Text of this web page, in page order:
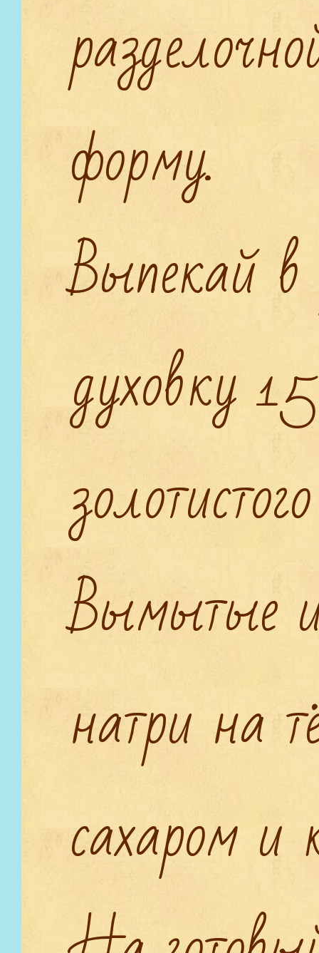
форму.
Выпекай в
духовку
Вымытые
натри на
сахаром и